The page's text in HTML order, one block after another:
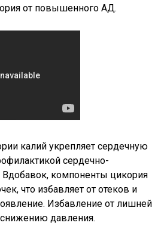
от повышенного АД.
калий укрепляет сердечную
сердечно-
Вдобавок, компоненты цикория
что избавляет от отеков и
Избавление от лишней
давления.